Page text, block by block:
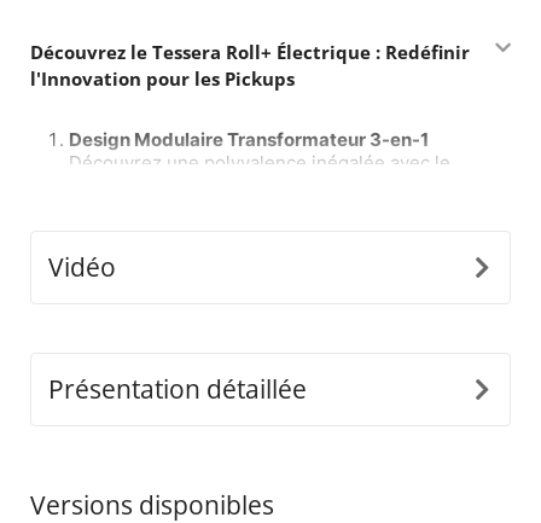
Découvrez le Tessera Roll+ Électrique : Redéfinir
l'Innovation pour les Pickups
Design Modulaire Transformateur 3-en-1
Découvrez une polyvalence inégalée avec le
électrique, et vice versa, sans avoir à remplacer
le système complet. Installez simplement notre
alimenté par intelligence artificielle. Ce système
Vidéo
Présentation détaillée
Versions disponibles